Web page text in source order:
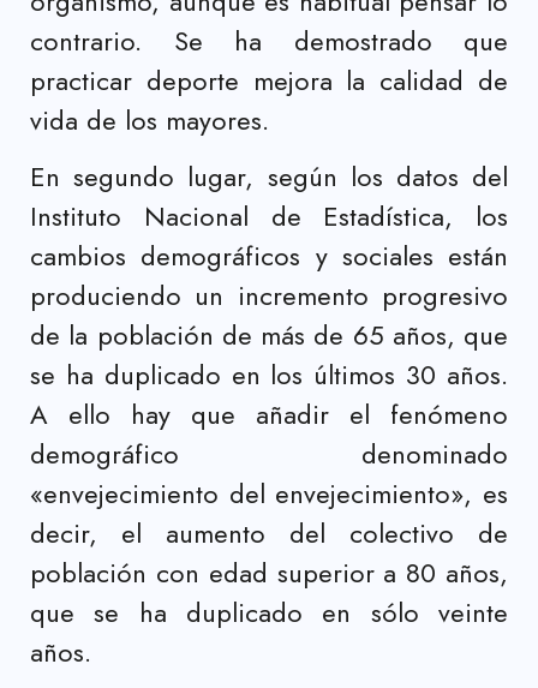
contrario. Se ha demostrado que
practicar deporte mejora la calidad de
vida de los mayores.
En segundo lugar, según los datos del
Instituto Nacional de Estadística, los
cambios demográficos y sociales están
produciendo un incremento progresivo
de la población de más de 65 años, que
se ha duplicado en los últimos 30 años.
A ello hay que añadir el fenómeno
demográfico denominado
«envejecimiento del envejecimiento», es
decir, el aumento del colectivo de
población con edad superior a 80 años,
que se ha duplicado en sólo veinte
años.